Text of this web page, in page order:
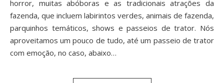
horror, muitas abóboras e as tradicionais atrações da
fazenda, que incluem labirintos verdes, animais de fazenda,
parquinhos temáticos, shows e passeios de trator. Nós
aproveitamos um pouco de tudo, até um passeio de trator
com emoção, no caso, abaixo…